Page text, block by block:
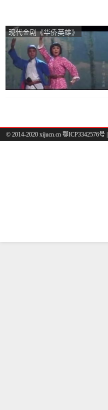
现代金剧《华侨英雄》
© 2014-2020 xijucn.cn 鄂ICP3342576号 |